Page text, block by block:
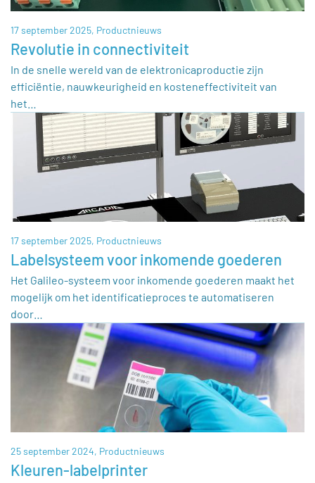
17 september 2025, Productnieuws
Revolutie in connectiviteit
In de snelle wereld van de elektronicaproductie zijn
efficiëntie, nauwkeurigheid en kosteneffectiviteit van
het…
17 september 2025, Productnieuws
Labelsysteem voor inkomende goederen
Het Galileo-systeem voor inkomende goederen maakt het
mogelijk om het identificatieproces te automatiseren
door…
25 september 2024, Productnieuws
Kleuren-labelprinter